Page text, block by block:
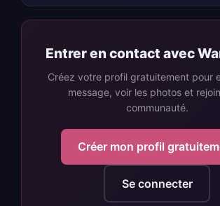
Entrer en contact avec
Créez votre profil gratuitement pour
message, voir les photos et
communauté.
Créer mon profil
Se connecter